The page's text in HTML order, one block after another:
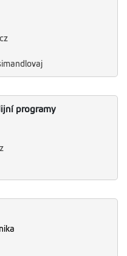
programy